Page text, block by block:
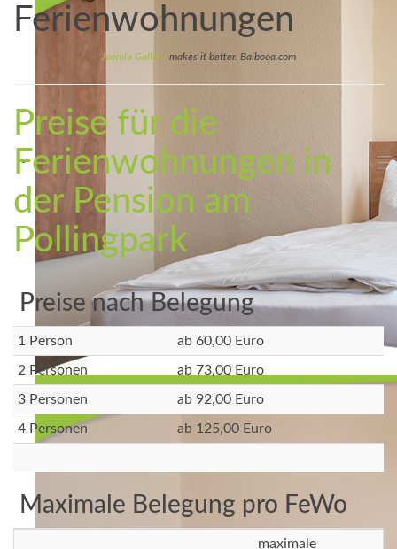
Ferienwohnungen
Joomla Gallery makes it better. Balbooa.com
Preise für die
Ferienwohnungen in
der Pension am
Pollingpark
Preise nach Belegung
1 Person ab 60,00 Euro
2 Personen ab 73,00 Euro
3 Personen ab 92,00 Euro
4 Personen ab 125,00 Euro
Maximale Belegung pro FeWo
maximale